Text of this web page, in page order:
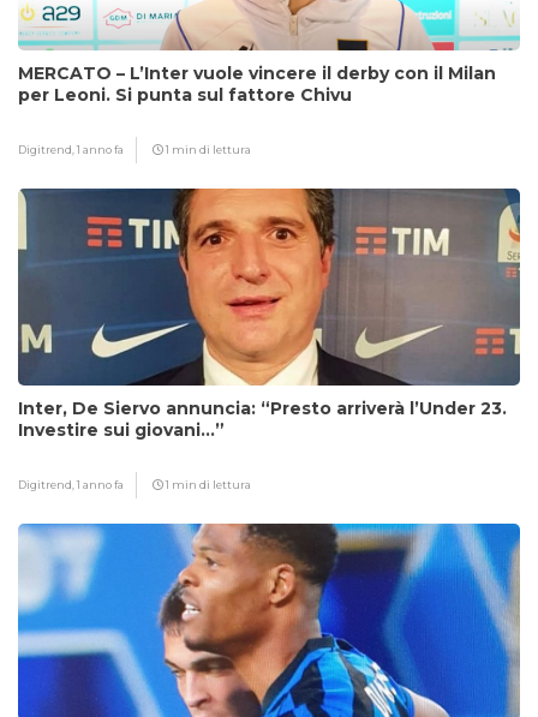
MERCATO – L’Inter vuole vincere il derby con il Milan
per Leoni. Si punta sul fattore Chivu
Digitrend,1 anno fa 1 min di lettura
Inter, De Siervo annuncia: “Presto arriverà l’Under 23.
Investire sui giovani…”
Digitrend,1 anno fa 1 min di lettura